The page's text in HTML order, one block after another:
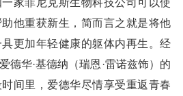
家菲尼克斯生物科技公司可以使
他重获新生，简而言之就是将他
更加年轻健康的躯体内再生。经
德华·基德纳（瑞恩·雷诺兹饰）的
间里，爱德华尽情享受重返青春